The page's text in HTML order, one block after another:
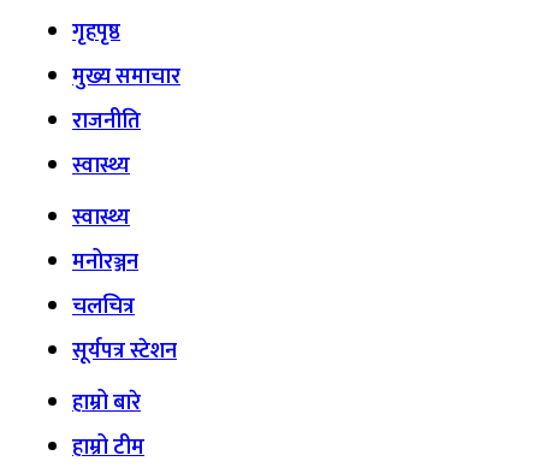
गृहपृष्ठ
मुख्य समाचार
राजनीति
स्वास्थ्य
स्वास्थ्य
मनोरञ्जन
चलचित्र
सूर्यपत्र स्टेशन
हाम्रो बारे
हाम्रो टीम